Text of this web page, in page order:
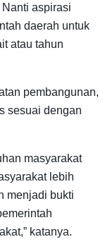
aspirasi
daerah untuk
atau tahun
pembangunan,
sesuai dengan
masyarakat
lebih
menjadi bukti
katanya.